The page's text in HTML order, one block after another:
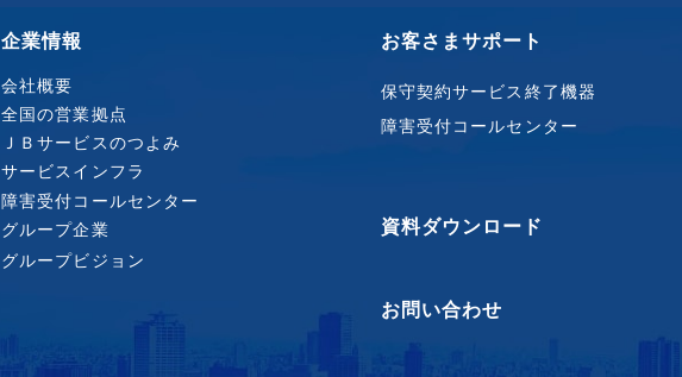
企業情報
会社概要
全国の営業拠点
ＪＢサービスのつよみ
サービスインフラ
障害受付コールセンター
グループ企業
グループビジョン
お客さまサポート
保守契約サービス終了機器
障害受付コールセンター
資料ダウンロード
お問い合わせ